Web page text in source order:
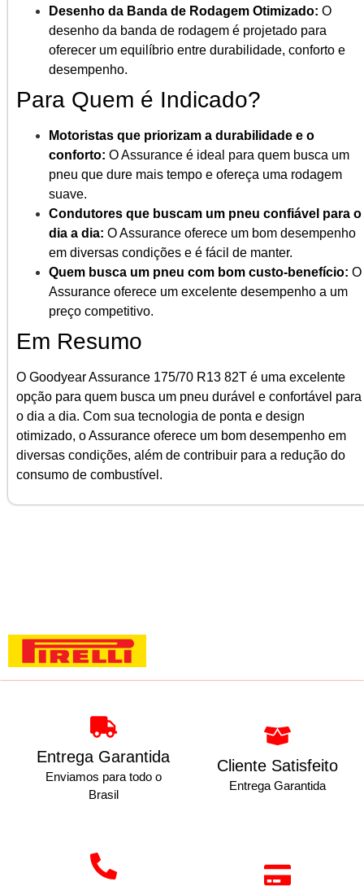
Desenho da Banda de Rodagem Otimizado: O
desenho da banda de rodagem é projetado para
oferecer um equilíbrio entre durabilidade, conforto e
desempenho.
Para Quem é Indicado?
Motoristas que priorizam a durabilidade e o
conforto: O Assurance é ideal para quem busca um
pneu que dure mais tempo e ofereça uma rodagem
suave.
Condutores que buscam um pneu confiável para o
dia a dia: O Assurance oferece um bom desempenho
em diversas condições e é fácil de manter.
Quem busca um pneu com bom custo-benefício: O
Assurance oferece um excelente desempenho a um
preço competitivo.
Em Resumo
O Goodyear Assurance 175/70 R13 82T é uma excelente
opção para quem busca um pneu durável e confortável para
o dia a dia. Com sua tecnologia de ponta e design
otimizado, o Assurance oferece um bom desempenho em
diversas condições, além de contribuir para a redução do
consumo de combustível.
Entrega Garantida
Enviamos para todo o
Brasil
Cliente Satisfeito
Entrega Garantida